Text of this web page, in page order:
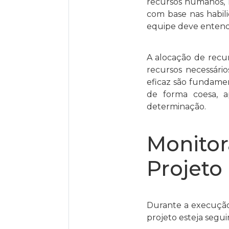
recursos
com base nas
equipe deve
A alocação de
recursos
eficaz são
de forma coesa,
determinação.
Projeto
Durante a
projeto esteja